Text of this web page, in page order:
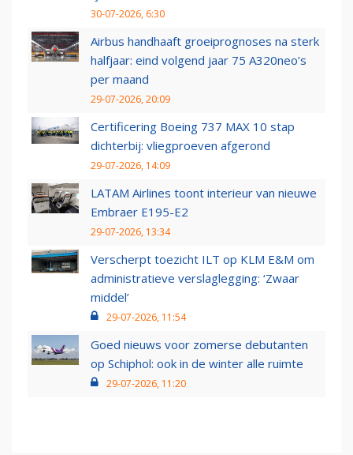
30-07-2026, 6:30
Airbus handhaaft groeiprognoses na sterk
halfjaar: eind volgend jaar 75 A320neo’s
per maand
29-07-2026, 20:09
Certificering Boeing 737 MAX 10 stap
dichterbij: vliegproeven afgerond
29-07-2026, 14:09
LATAM Airlines toont interieur van nieuwe
Embraer E195-E2
29-07-2026, 13:34
Verscherpt toezicht ILT op KLM E&M om
administratieve verslaglegging: ‘Zwaar
middel’
29-07-2026, 11:54
Goed nieuws voor zomerse debutanten
op Schiphol: ook in de winter alle ruimte
29-07-2026, 11:20